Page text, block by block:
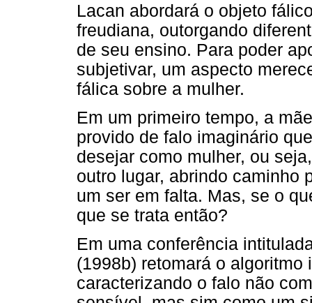
Lacan abordará o objeto
freudiana, outorgando
de seu ensino. Para poder
subjetivar, um aspecto
fálica sobre a mulher.
Em um primeiro tempo, a
provido de falo imaginário
desejar como mulher, ou
outro lugar, abrindo caminho
um ser em falta. Mas, se o
que se trata então?
Em uma conferência
(1998b) retomará o
caracterizando o falo não